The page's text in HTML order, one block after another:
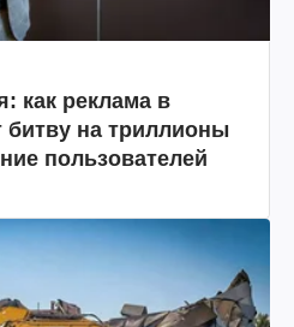
как реклама в
битву на триллионы
пользователей